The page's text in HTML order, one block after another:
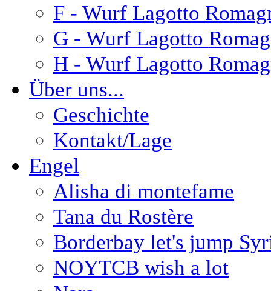
F - Wurf Lagotto
G - Wurf Lagotto
H - Wurf Lagotto
Über uns...
Geschichte
Kontakt/Lage
Engel
Alisha di montefame
Tana du Rostère
Borderbay let's jump
NOYTCB wish a lot